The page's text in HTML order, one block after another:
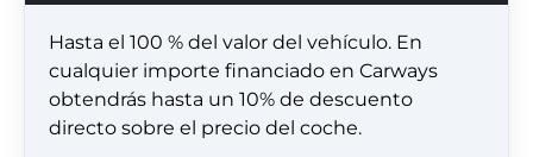
Hasta el 100 % del valor del vehículo. En
cualquier importe financiado en Carways
obtendrás hasta un 10% de descuento
directo sobre el precio del coche.